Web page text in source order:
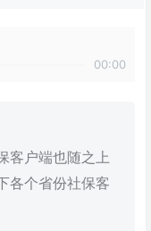
00:00
客户端也随之上
各个省份社保客